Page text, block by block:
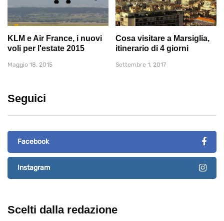
KLM e Air France, i nuovi
voli per l'estate 2015
Maggio 18, 2015
Cosa visitare a Marsiglia,
itinerario di 4 giorni
Settembre 1, 2017
Seguici
Facebook
Instagram
Scelti dalla redazione